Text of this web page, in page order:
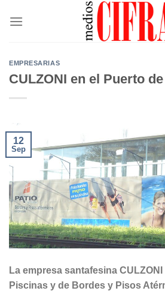
EMPRESARIAS
CULZONI en el Puerto
12
Sep
La empresa santafesina
Piscinas y de Bordes y Pisos